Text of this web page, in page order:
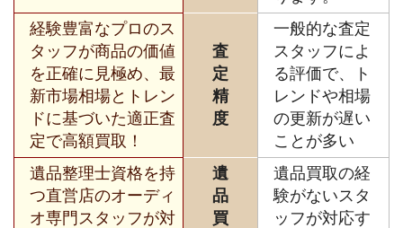
経験豊富なプロのス
タッフが商品の価値
を正確に見極め、最
新市場相場とトレン
ドに基づいた適正査
定で高額買取！
査
定
精
度
一般的な査定
スタッフによ
る評価で、ト
レンドや相場
の更新が遅い
ことが多い
遺品整理士資格を持
つ直営店のオーディ
オ専門スタッフが対
遺
品
買
遺品買取の経
験がないスタ
ッフが対応す